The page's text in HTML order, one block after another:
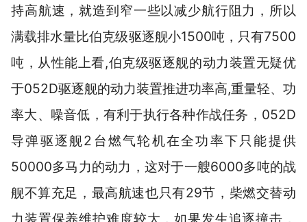
持高航速，就造到窄一些以减少航行阻力，所以
满载排水量比伯克级驱逐舰小1500吨，只有7500
吨，从性能上看,伯克级驱逐舰的动力装置无疑优
于052D驱逐舰的动力装置推进功率高,重量轻、功
率大、噪音低，有利于执行各种作战任务，052D
导弹驱逐舰2台燃气轮机在全功率下只能提供
50000多马力的动力，这对于一艘6000多吨的战
舰不算充足，最高航速也只有29节，柴燃交替动
力装置保养维护难度较大，如果发生追逐撞击，